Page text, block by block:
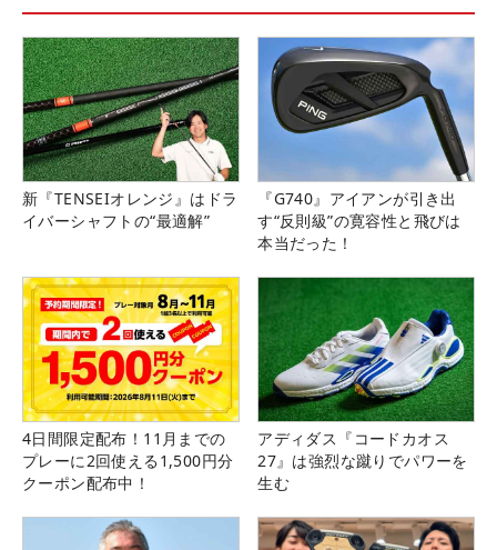
新『TENSEIオレンジ』はドラ
イバーシャフトの“最適解”
『G740』アイアンが引き出
す“反則級”の寛容性と飛びは
本当だった！
4日間限定配布！11月までの
プレーに2回使える1,500円分
クーポン配布中！
アディダス『コードカオス
27』は強烈な蹴りでパワーを
生む